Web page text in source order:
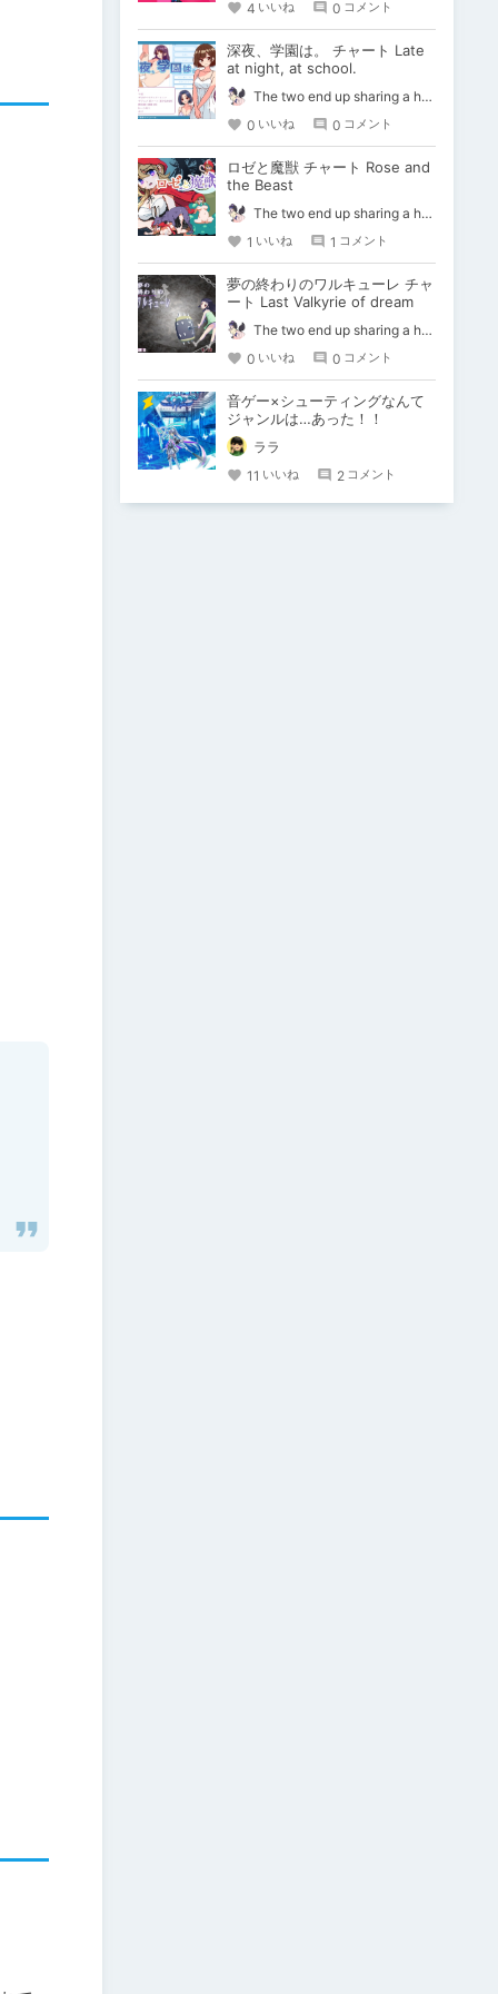
4 いいね 0 コメント
深夜、学園は。 チャート Late
at night, at school.
The two end up sharing a happy kiss【二人は幸せな接吻をして終了】
0 いいね 0 コメント
ロゼと魔獣 チャート Rose and
the Beast
The two end up sharing a happy kiss【二人は幸せな接吻をして終了】
1 いいね 1 コメント
夢の終わりのワルキューレ チャ
ート Last Valkyrie of dream
The two end up sharing a happy kiss【二人は幸せな接吻をして終了】
0 いいね 0 コメント
音ゲー×シューティングなんて
ジャンルは…あった！！
ララ
11 いいね 2 コメント